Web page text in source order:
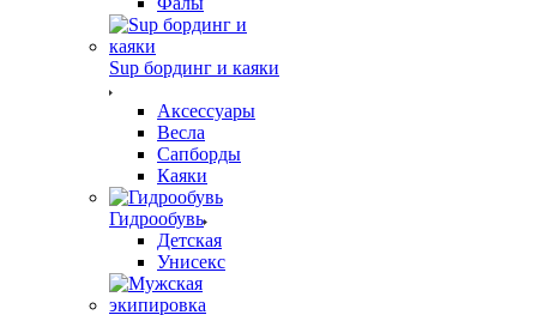
Sup бординг и каяки
Аксессуары
Весла
Сапборды
Каяки
Гидрообувь
Детская
Унисекс